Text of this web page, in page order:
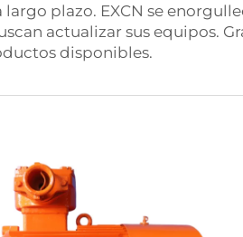
largo plazo. EXCN se
actualizar sus equipos.
disponibles.